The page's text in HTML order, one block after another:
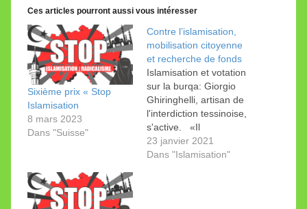
Ces articles pourront aussi vous intéresser
Sixième prix « Stop
Islamisation
8 mars 2023
Dans "Suisse"
Contre l’islamisation,
mobilisation citoyenne
et recherche de fonds
Islamisation et votation
sur la burqa: Giorgio
Ghiringhelli, artisan de
l'interdiction tessinoise,
s'active. «Il
Guastafeste» -alias
Giorgio Ghiringhelli et
23 janvier 2021
Dans "Islamisation"